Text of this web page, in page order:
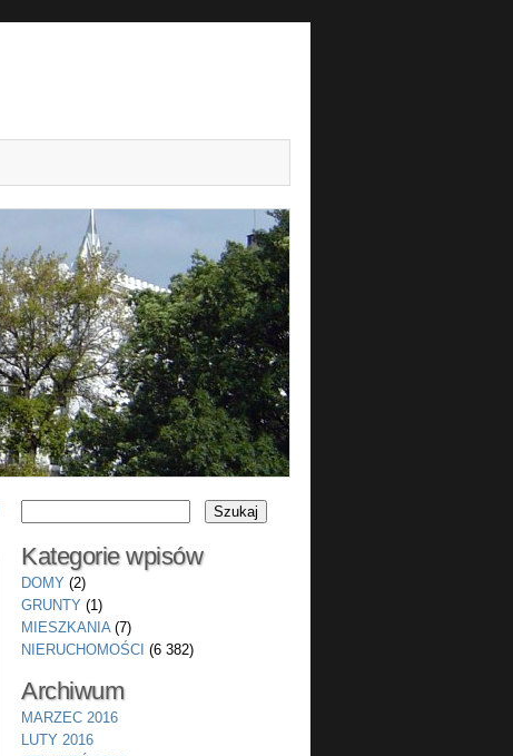
Kategorie wpisów
DOMY (2)
GRUNTY (1)
MIESZKANIA(7)
NIERUCHOMOŚCI (6 382)
Archiwum
MARZEC 2016
LUTY 2016